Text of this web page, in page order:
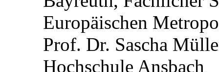
Europäischen
Prof. Dr. Sascha
Hochschule Ansbach